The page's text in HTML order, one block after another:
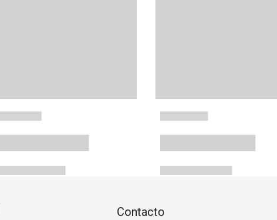
Contacto